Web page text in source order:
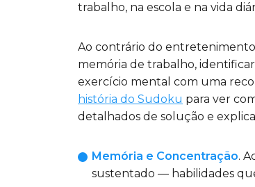
trabalho, na escola e na vida
Ao contrário do entretenimento
memória de trabalho,
exercício mental com uma
história do Sudoku para ver
detalhados de solução e
Memória e Concentração.
sustentado — habilidades